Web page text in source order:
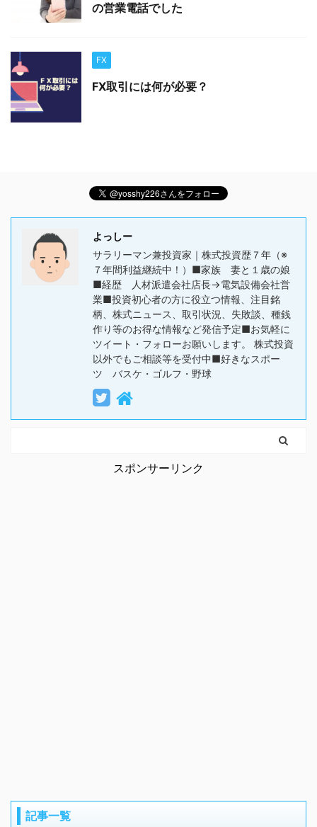
の営業電話でした
FX
FX取引には何が必要？
よっしー
サラリーマン兼投資家｜株式投資歴７年（※
７年間利益継続中！）■家族 妻と１歳の娘
■経歴 人材派遣会社店長→電気設備会社営
業■投資初心者の方に役立つ情報、注目銘
柄、株式ニュース、取引状況、失敗談、種銭
作り等のお得な情報など発信予定■お気軽に
ツイート・フォローお願いします。 株式投資
以外でもご相談等を受付中■好きなスポー
ツ バスケ・ゴルフ・野球
スポンサーリンク
記事一覧